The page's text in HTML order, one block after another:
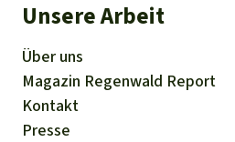
Unsere Arbeit
Über uns
Magazin Regenwald Report
Kontakt
Presse